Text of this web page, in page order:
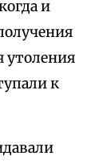
и
утоления
к